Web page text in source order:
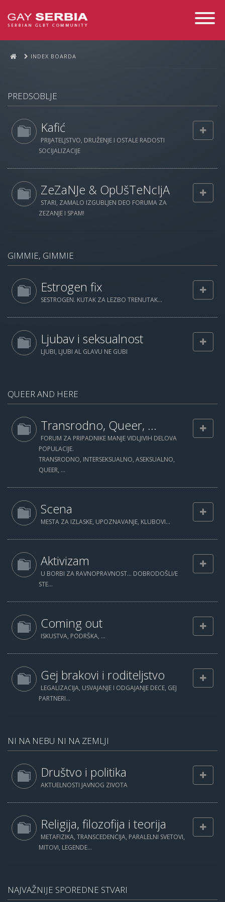
Toggle
INDEX BOARDA
PREDSOBLJE
Kafić
PRIJATELJSTVO, DRUŽENJE I OSTALE RADOSTI
SOCIJALIZACIJE
ZeZaNJe & OpUšTeNcIjA
STARI, ZAMALO IZGUBLJEN DEO FORUMA ZA
ZEZANJE I SPAM!
GIMMIE, GIMMIE
Estrogen fix
SESTROGEN. KUTAK ZA LEZBO TRENUTAK...
Ljubav i seksualnost
LJUBI, LJUBI AL GLAVU NE GUBI
QUEER AND HERE
Transrodno, Queer, ...
FORUM ZA PRIPADNIKE MANJE VIDLJIVIH DELOVA
POPULACIJE.
TRANSRODNO, INTERSEKSUALNO, ASEKSUALNO,
QUEER, ...
Scena
MESTA ZA IZLASKE, UPOZNAVANJE, KLUBOVI...
Aktivizam
U BORBI ZA RAVNOPRAVNOST... DOBRODOŠLI/E
STE...
Coming out
ISKUSTVA, PODRŠKA, ...
Gej brakovi i roditeljstvo
LEGALIZACIJA, USVAJANJE I ODGAJANJE DECE, GEJ
PARTNERI...
NI NA NEBU NI NA ZEMLJI
Društvo i politika
AKTUELNOSTI JAVNOG ZIVOTA
Religija, filozofija i teorija
METAFIZIKA, TRANSCEDENCIJA, PARALELNI SVETOVI,
MITOVI, LEGENDE...
NAJVAŽNIJE SPOREDNE STVARI